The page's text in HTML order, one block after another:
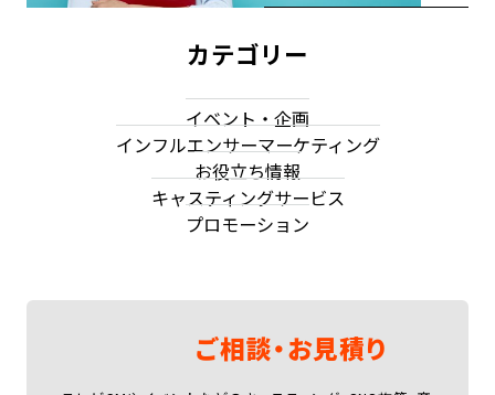
カテゴリー
イベント・企画
インフルエンサーマーケティング
お役立ち情報
キャスティングサービス
プロモーション
ご相談・お見積り